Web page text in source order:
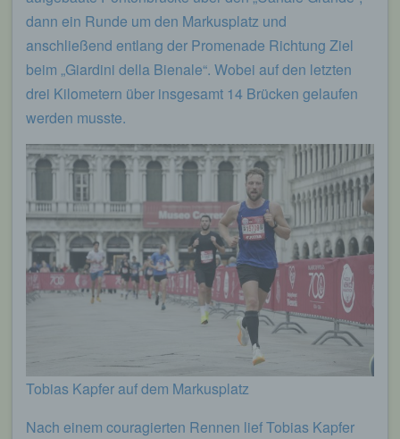
dann ein Runde um den Markusplatz und
anschließend entlang der Promenade Richtung Ziel
beim „Giardini della Bienale“. Wobei auf den letzten
drei Kilometern über insgesamt 14 Brücken gelaufen
werden musste.
Tobias Kapfer auf dem Markusplatz
Nach einem couragierten Rennen lief Tobias Kapfer